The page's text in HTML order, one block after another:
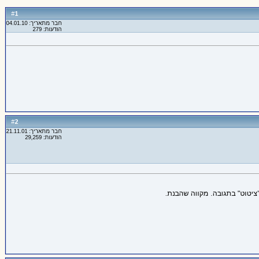
#
1
חבר מתאריך: 04.01.10
הודעות: 279
#
2
חבר מתאריך: 21.11.01
הודעות: 29,259
בתגובה. מקווה שהבנת.